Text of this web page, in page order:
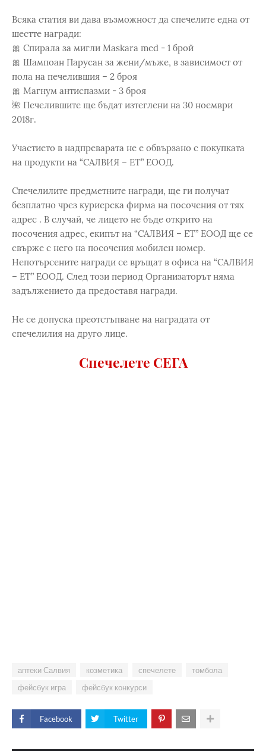
Всяка статия ви дава възможност да спечелите една от
шестте награди:
🎀 Спирала за мигли Maskara med - 1 брой
🎀 Шампоан Парусан за жени/мъже, в зависимост от
пола на печелившия – 2 броя
🎀 Магнум антиспазми - 3 броя
🌺 Печелившите ще бъдат изтеглени на 30 ноември
2018г.
Участието в надпреварата не е обвързано с покупката
на продукти на “САЛВИЯ – ЕТ” ЕООД.
Спечелилите предметните награди, ще ги получат
безплатно чрез куриерска фирма на посочения от тях
адрес . В случай, че лицето не бъде открито на
посочения адрес, екипът на “САЛВИЯ – ЕТ” ЕООД ще се
свърже с него на посочения мобилен номер.
Непотърсените награди се връщат в офиса на “САЛВИЯ
– ЕТ” ЕООД. След този период Организаторът няма
задължението да предоставя награди.
Не се допуска преотстъпване на наградата от
спечелилия на друго лице.
Спечелете СЕГА
аптеки Салвия козметика спечелете
томбола
фейсбук игра
фейсбук конкурси
Facebook Twitter